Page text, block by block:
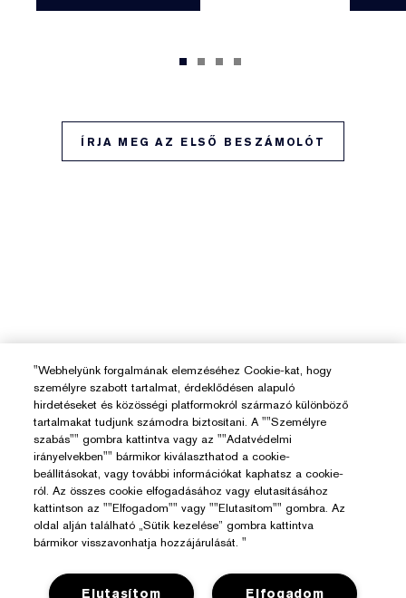
ÍRJA MEG AZ ELSŐ BESZÁMOLÓT
"Webhelyünk forgalmának elemzéséhez Cookie-kat, hogy
személyre szabott tartalmat, érdeklődésen alapuló
hirdetéseket és közösségi platformokról származó különböző
tartalmakat tudjunk számodra biztosítani. A ""Személyre
szabás"" gombra kattintva vagy az ""Adatvédelmi
irányelvekben"" bármikor kiválaszthatod a cookie-
beállításokat, vagy további információkat kaphatsz a cookie-
ról. Az összes cookie elfogadásához vagy elutasításához
kattintson az ""Elfogadom"" vagy ""Elutasítom"" gombra. Az
oldal alján található „Sütik kezelése” gombra kattintva
bármikor visszavonhatja hozzájárulását. "
Elfogadom
Elutasítom